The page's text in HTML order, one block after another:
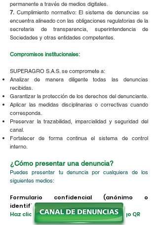
permanente a través de medios digitales.
7. Cumplimiento normativo: El sistema de denuncias se
encuentra alineado con las obligaciones regulatorias de la
secretaria de transparencia, superintendencia de
Sociedades y otras entidades competentes.
Compromisos institucionales:
SUPERAGRO S.A.S. se compromete a:
Analizar de manera diligente todas las denuncias
recibidas.
Garantizar la protección de los derechos del denunciante.
Aplicar las medidas disciplinarias o correctivas cuando
corresponda.
Preservar la trazabilidad, imparcialidad y seguridad del
canal.
Fortalecer de forma continua el sistema de control
interno.
¿Cómo presentar una denuncia?
Puedes presentar tu denuncia por cualquiera de los
siguientes medios:
Formulario confidencial (anónimo o
identificado)
Haz click en el botón o escanea el código QR